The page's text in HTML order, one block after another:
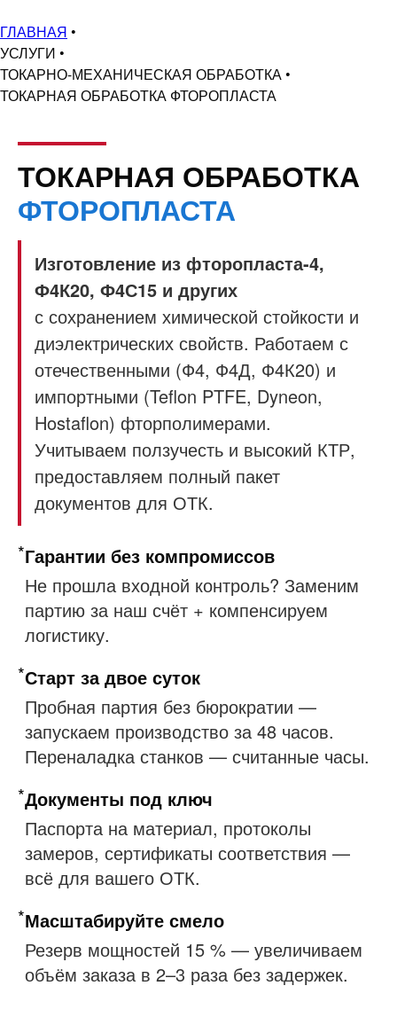
ГЛАВНАЯ •
УСЛУГИ •
ТОКАРНО-МЕХАНИЧЕСКАЯ ОБРАБОТКА•
ТОКАРНАЯ ОБРАБОТКА ФТОРОПЛАСТА
ТОКАРНАЯ ОБРАБОТКА
ФТОРОПЛАСТА
Изготовление из фторопласта-4,
Ф4К20, Ф4С15 и других
с сохранением химической стойкости и
диэлектрических свойств. Работаем с
отечественными (Ф4, Ф4Д, Ф4К20) и
импортными (Teflon PTFE, Dyneon,
Hostaflon) фторполимерами.
Учитываем ползучесть и высокий КТР,
предоставляем полный пакет
документов для ОТК.
*Гарантии без компромиссов
Не прошла входной контроль? Заменим
партию за наш счёт + компенсируем
логистику.
*Старт за двое суток
Пробная партия без бюрократии —
запускаем производство за 48 часов.
Переналадка станков — считанные часы.
*Документы под ключ
Паспорта на материал, протоколы
замеров, сертификаты соответствия —
всё для вашего ОТК.
*Масштабируйте смело
Резерв мощностей 15 % — увеличиваем
объём заказа в 2–3 раза без задержек.